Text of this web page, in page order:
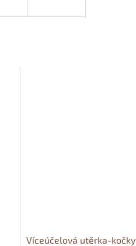
Víceúčelová utěrka-kočky